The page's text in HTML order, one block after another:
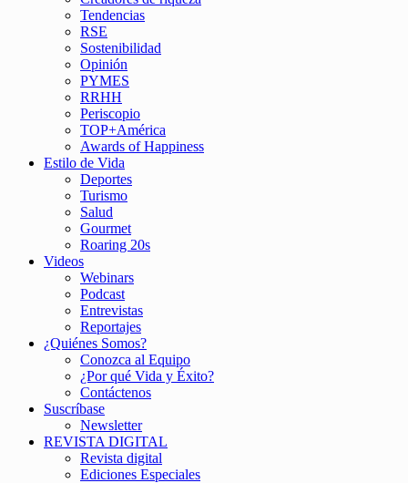
Tendencias
RSE
Sostenibilidad
Opinión
PYMES
RRHH
Periscopio
TOP+América
Awards of Happiness
Estilo de Vida
Deportes
Turismo
Salud
Gourmet
Roaring 20s
Videos
Webinars
Podcast
Entrevistas
Reportajes
¿Quiénes Somos?
Conozca al Equipo
¿Por qué Vida y Éxito?
Contáctenos
Suscríbase
Newsletter
REVISTA DIGITAL
Revista digital
Ediciones Especiales